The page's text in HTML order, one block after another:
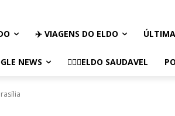
✈️ VIAGENS DO ELDO
NEWS 🏃🏻‍♂️ELDO SAUDAVEL